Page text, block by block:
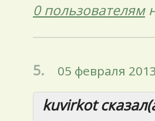
0 пользователям
5. 05 февраля
kuvirkot